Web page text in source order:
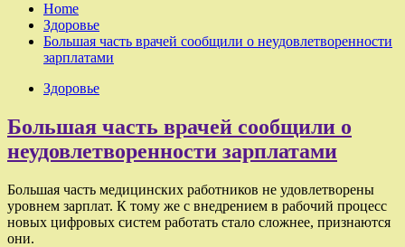
Home
Здоровье
Большая часть врачей сообщили о неудовлетворенности
зарплатами
Здоровье
Большая часть врачей сообщили о
неудовлетворенности зарплатами
Большая часть медицинских работников не удовлетворены
уровнем зарплат. К тому же с внедрением в рабочий процесс
новых цифровых систем работать стало сложнее, признаются
они.